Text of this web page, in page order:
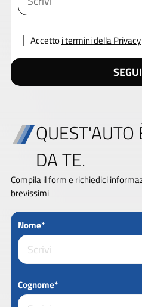
Accettoi termini della Privacy
SEGUI
QUEST'AUTO
DA TE.
Compila il form e richiedici
brevissimi
Nome*
Cognome*